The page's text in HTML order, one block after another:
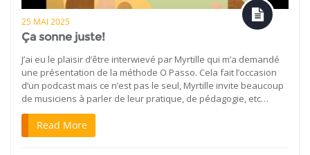
25 MAI 2025
Ça sonne juste!
J’ai eu le plaisir d’être interwievé par Myrtille qui m’a demandé
une présentation de la méthode O Passo. Cela fait l’occasion
d’un podcast mais ce n’est pas le seul, Myrtille invite beaucoup
de musiciens à parler de leur pratique, de pédagogie, etc…
Read More